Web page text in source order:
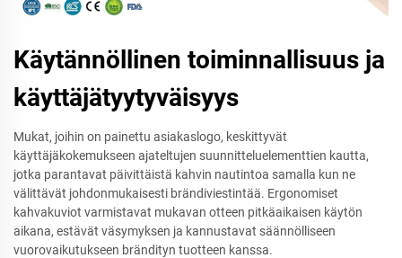
Käytännöllinen toiminnallisuus ja
käyttäjätyytyväisyys
Mukat, joihin on painettu asiakaslogo, keskittyvät
käyttäjäkokemukseen ajateltujen suunnitteluelementtien kautta,
jotka parantavat päivittäistä kahvin nautintoa samalla kun ne
välittävät johdonmukaisesti brändiviestintää. Ergonomiset
kahvakuviot varmistavat mukavan otteen pitkäaikaisen käytön
aikana, estävät väsymyksen ja kannustavat säännölliseen
vuorovaikutukseen brändityn tuotteen kanssa.